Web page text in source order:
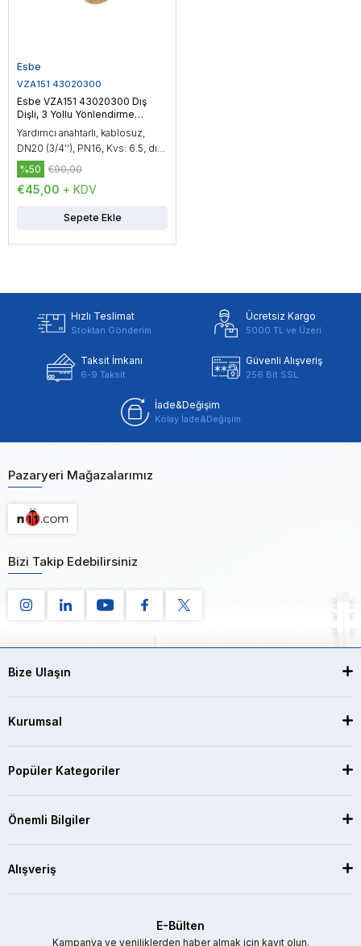
Esbe
VZA151 43020300
Esbe VZA151 43020300 Dış
Dişli, 3 Yollu Yönlendirme
Vanası, DN20 (3/4'')
Yardımcı anahtarlı, kablosuz,
DN20 (3/4''), PN16, Kvs: 6.5, dış
dişli, çalışma sıcaklığı: -20...150
°C, On/Off kontrol
€45,00 + KDV
%50 €90,00
Sepete Ekle
Hızlı Teslimat
Stoktan Gönderim
Ücretsiz Kargo
5000 TL ve Üzeri
Taksit İmkanı
6-9 Taksit
Güvenli Alışveriş
256 Bit SSL
İade&Değişim
Kolay İade&Değişim
Pazaryeri Mağazalarımız
Bizi Takip Edebilirsiniz
Bize Ulaşın
Kurumsal
Popüler Kategoriler
Önemli Bilgiler
Alışveriş
E-Bülten
Kampanya ve yeniliklerden haber almak için kayıt olun.